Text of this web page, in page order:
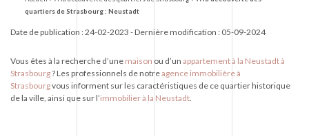
quartiers de Strasbourg : Neustadt
Date de publication :24-02-2023 - Dernière modification : 05-09-2024
Vous êtes à la recherche d’une maison ou d’un appartement à la Neustadt à
Strasbourg? Les professionnels de notreagence immobilière à
Strasbourgvous informent sur les caractéristiques de ce quartier historique
de la ville, ainsi que sur l’immobilier à la Neustadt.